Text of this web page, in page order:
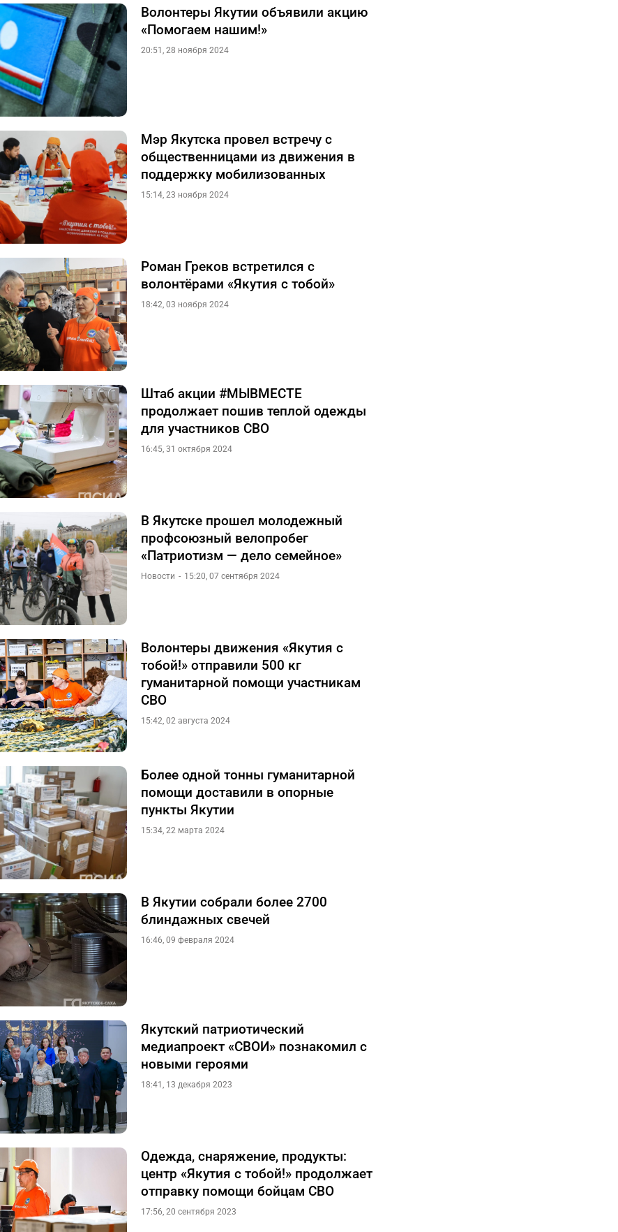
Волонтеры Якутии объявили акцию
«Помогаем нашим!»
20:51, 28 ноября 2024
Мэр Якутска провел встречу с
общественницами из движения в
поддержку мобилизованных
15:14, 23 ноября 2024
Роман Греков встретился с
волонтёрами «Якутия с тобой»
18:42, 03 ноября 2024
Штаб акции #МЫВМЕСТЕ
продолжает пошив теплой одежды
для участников СВО
16:45, 31 октября 2024
В Якутске прошел молодежный
профсоюзный велопробег
«Патриотизм — дело семейное»
Новости 15:20, 07 сентября 2024
Волонтеры движения «Якутия с
тобой!» отправили 500 кг
гуманитарной помощи участникам
СВО
15:42, 02 августа 2024
Более одной тонны гуманитарной
помощи доставили в опорные
пункты Якутии
15:34, 22 марта 2024
В Якутии собрали более 2700
блиндажных свечей
16:46, 09 февраля 2024
Якутский патриотический
медиапроект «СВОИ» познакомил с
новыми героями
18:41, 13 декабря 2023
Одежда, снаряжение, продукты:
центр «Якутия с тобой!» продолжает
отправку помощи бойцам СВО
17:56, 20 сентября 2023